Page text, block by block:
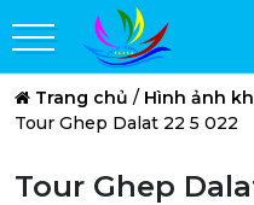
Trang chủ / Hình ảnh
Tour Ghep Dalat 22 5 022
Tour Ghep